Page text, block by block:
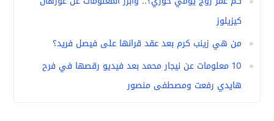
كيزيلوز
من هي زينب كرم بعد عقد قرانها على فيصل فريد؟
10 معلومات عن نيجار محمد بعد فيديو رقصها في فرح
هايدي رفعت ومصطفى منصور